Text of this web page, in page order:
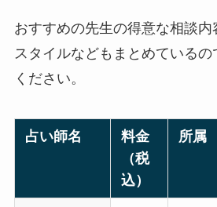
おすすめの先生の得意な相談
スタイルなどもまとめている
ください。
占い師名
料金
（税
込）
所属